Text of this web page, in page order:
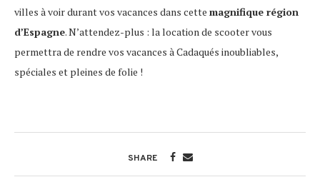
villes à voir durant vos vacances dans cette magnifique région
d’Espagne. N’attendez-plus : la location de scooter vous
permettra de rendre vos vacances à Cadaqués inoubliables,
spéciales et pleines de folie !
SHARE